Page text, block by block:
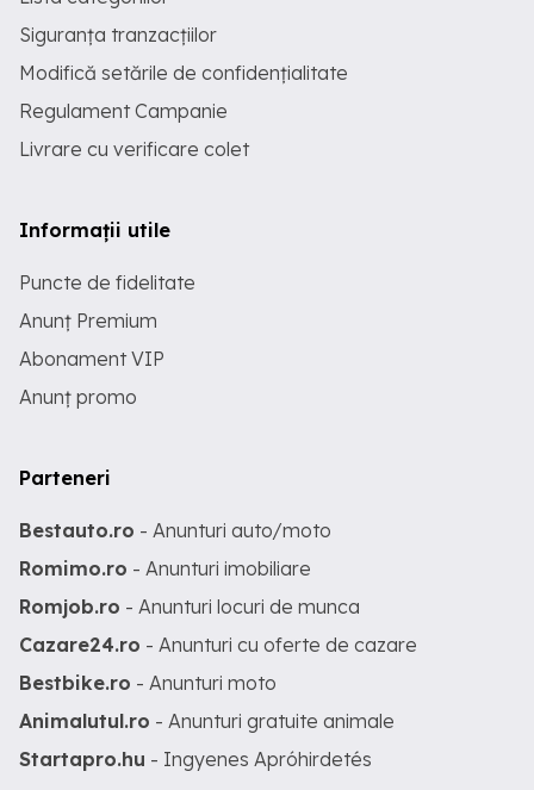
Siguranța tranzacțiilor
Modifică setările de confidențialitate
Regulament Campanie
Livrare cu verificare colet
Informații utile
Puncte de fidelitate
Anunț Premium
Abonament VIP
Anunț promo
Parteneri
Bestauto.ro - Anunturi auto/moto
Romimo.ro - Anunturi imobiliare
Romjob.ro - Anunturi locuri de munca
Cazare24.ro - Anunturi cu oferte de cazare
Bestbike.ro - Anunturi moto
Animalutul.ro - Anunturi gratuite animale
Startapro.hu - Ingyenes Apróhirdetés